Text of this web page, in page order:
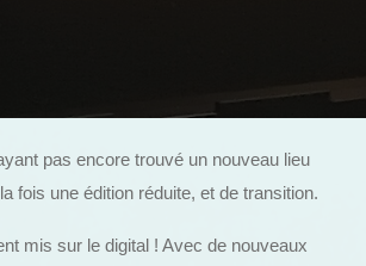
pas encore trouvé un nouveau lieu
fois une édition réduite, et de transition.
mis sur le digital ! Avec de nouveaux